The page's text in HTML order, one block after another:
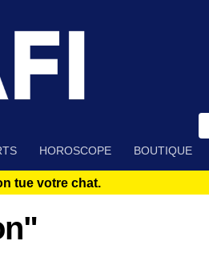
HOROSCOPE BOUTIQUE
tue votre chat.